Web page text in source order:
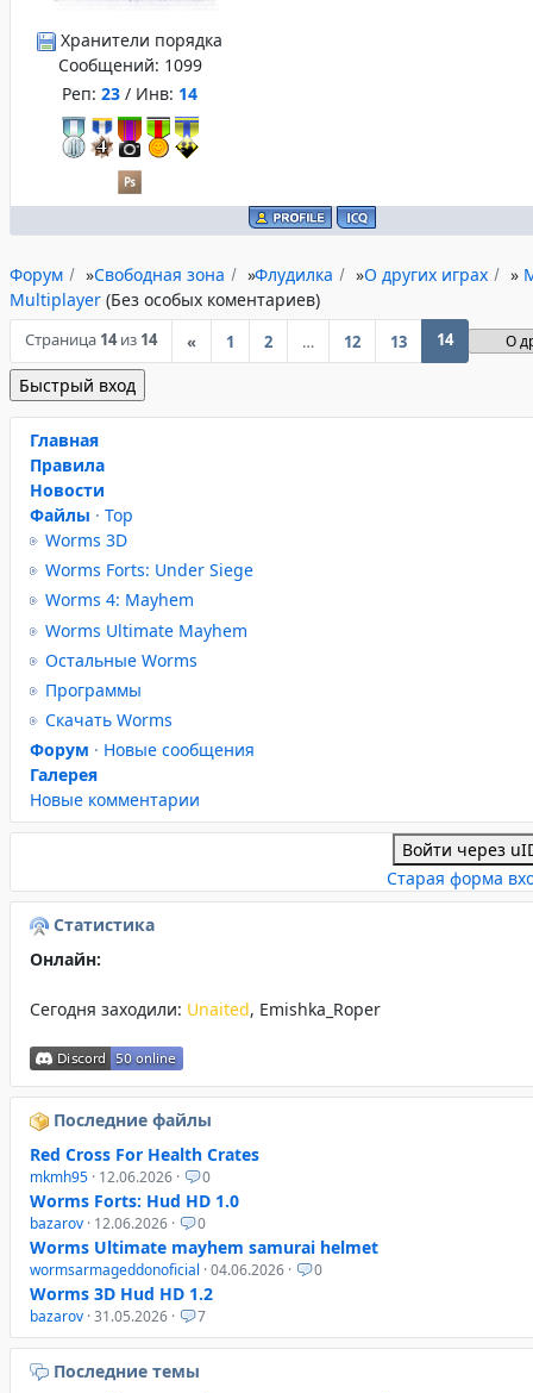
Хранители порядка
Сообщений: 1099
Реп: 23 / Инв: 14
Форум »Свободная зона »Флудилка »О других играх »
Multiplayer (Без особых коментариев)
Страница 14из 14 « 1 2 … 12 13 14
Главная
Правила
Новости
Файлы · Top
Worms 3D
Worms Forts: Under Siege
Worms 4: Mayhem
Worms Ultimate Mayhem
Остальные Worms
Программы
Скачать Worms
Форум · Новые сообщения
Галерея
Новые комментарии
Войти через
Старая форма
Статистика
Онлайн:
Сегодня заходили: Unaited, Emishka_Roper
Последние файлы
Red Cross For Health Crates
mkmh95 · 12.06.2026 · 0
Worms Forts: Hud HD 1.0
bazarov · 12.06.2026 · 0
Worms Ultimate mayhem samurai helmet
wormsarmageddonoficial · 04.06.2026 · 0
Worms 3D Hud HD 1.2
bazarov · 31.05.2026 · 7
Последние темы